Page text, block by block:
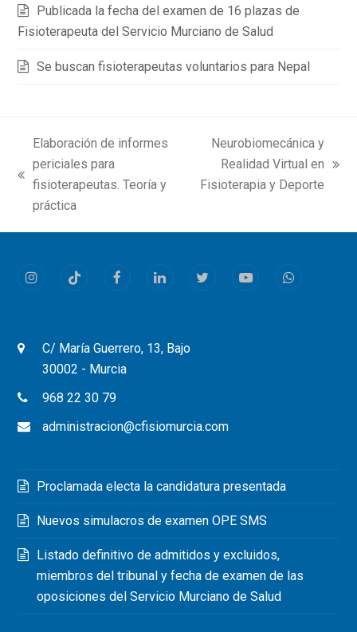
Publicada la fecha del examen de 16 plazas de
Fisioterapeuta del Servicio Murciano de Salud
Se buscan fisioterapeutas voluntarios para Nepal
previous
post:
Elaboración de informes
periciales para
fisioterapeutas. Teoría y
práctica
post:
Neurobiomecánica y
Realidad Virtual en
Fisioterapia y Deporte
InstagramTiktok FacebookLinkedInTwitterYoutubeWhatsapp
C/ María Guerrero, 13, Bajo
30002 - Murcia
968 22 30 79
administracion@cfisiomurcia.com
Proclamada electa la candidatura presentada
Nuevos simulacros de examen OPE SMS
Listado definitivo de admitidos y excluidos,
miembros del tribunal y fecha de examen de las
oposiciones del Servicio Murciano de Salud